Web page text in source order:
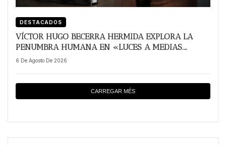
DESTACADOS
VÍCTOR HUGO BECERRA HERMIDA EXPLORA LA
PENUMBRA HUMANA EN «LUCES A MEDIAS.
RELATOS DE LA VIDA EN PENUMBRA»
6 De Agosto De 2026
CARREGAR MÉS